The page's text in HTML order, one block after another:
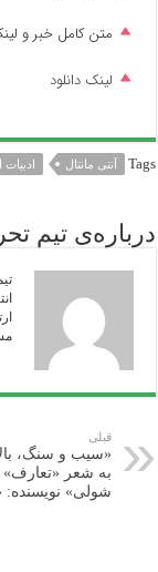
متن کامل خبر و
لینک دانلود
Tags آنتی مانتال ادبیات
درباره‌ی تیم
قبلی
«سیب‌ و سنگ،
به شعر
شولی» نویسنده: